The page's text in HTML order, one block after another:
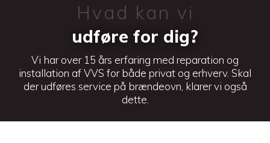
Hvad kan vi
udføre for dig?
Vi har over 15 års erfaring med reparation og
installation af VVS for både privat og erhverv. Skal
der udføres service på brændeovn, klarer vi også
dette.